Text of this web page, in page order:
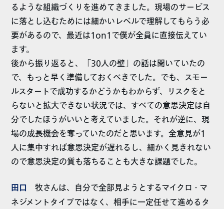
るような組織づくりを進めてきました。現場のサービス
に落とし込むためには細かいレベルで理解してもらう必
要があるので、最近は1on1で僕が全員に直接伝えてい
ます。
後から振り返ると、「30人の壁」の話は聞いていたの
で、もっと早く準備しておくべきでした。でも、スモー
ルスタートで成功するかどうかもわからず、リスクをと
らないと拡大できない状況では、すべての意思決定は自
分でしたほうがいいと考えていました。それが逆に、現
場の成長機会を奪っていたのだと思います。全意見が1
人に集中すれば意思決定が遅れるし、細かく見きれない
ので意思決定の質も落ちることも大きな課題でした。
田口 牧さんは、自分で全部見ようとするマイクロ・マ
ネジメントタイプではなく、相手に一定任せて進めるタ